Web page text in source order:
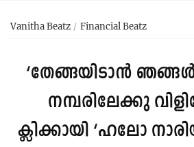
Vanitha Beatz Financial Beatz
‘തേങ്ങയിടാൻ
നമ്പരിലേക്കു
ക്ലിക്കായി ‘ഹലോ